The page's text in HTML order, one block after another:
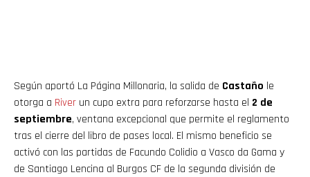
Según aportó La Página Millonaria, la salida de Castaño le
otorga a River un cupo extra para reforzarse hasta el 2 de
septiembre, ventana excepcional que permite el reglamento
tras el cierre del libro de pases local. El mismo beneficio se
activó con las partidas de Facundo Colidio a Vasco da Gama y
de Santiago Lencina al Burgos CF de la segunda división de